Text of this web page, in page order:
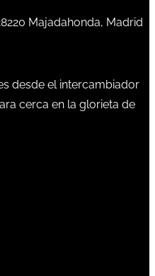
Majadahonda, Madrid
desde el intercambiador
cerca en la glorieta de